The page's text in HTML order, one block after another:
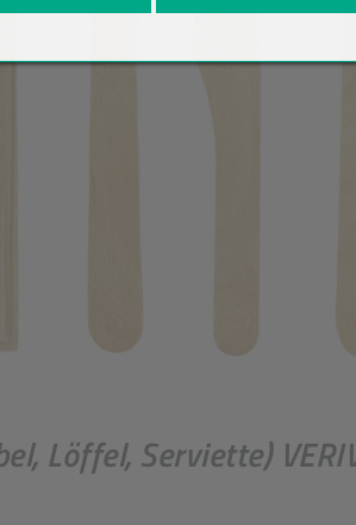
Löffel, Serviette)